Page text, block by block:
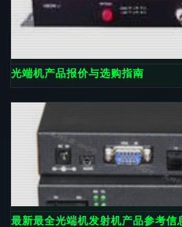
光端机产品报价与选购指南
最新最全光端机发射机产品参考信